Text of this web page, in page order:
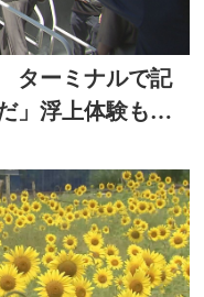
ターミナルで記
」浮上体験も